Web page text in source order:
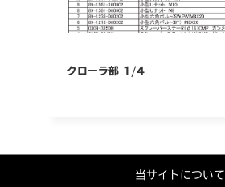
クローラ部 1/4
当サイトについて